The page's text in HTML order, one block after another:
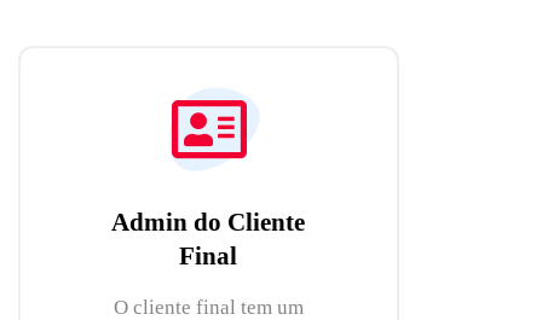
Admin do Cliente
Final
O cliente final tem um